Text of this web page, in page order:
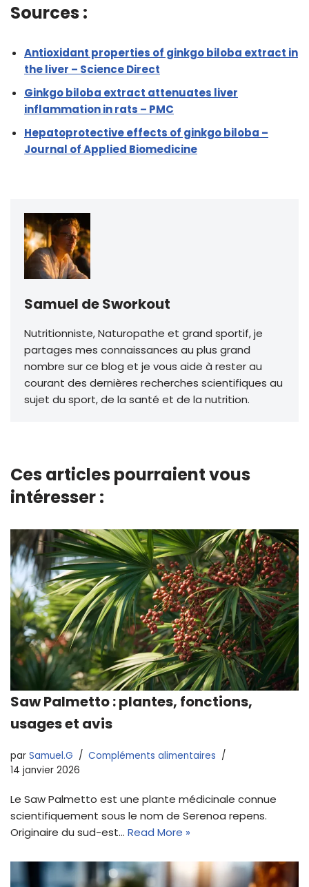
Sources :
Antioxidant properties of ginkgo biloba extract in
the liver – Science Direct
Ginkgo biloba extract attenuates liver
inflammation in rats – PMC
Hepatoprotective effects of ginkgo biloba –
Journal of Applied Biomedicine
Samuel de Sworkout
Nutritionniste, Naturopathe et grand sportif, je
partages mes connaissances au plus grand
nombre sur ce blog et je vous aide à rester au
courant des dernières recherches scientifiques au
sujet du sport, de la santé et de la nutrition.
Ces articles pourraient vous
intéresser :
Saw Palmetto : plantes, fonctions,
usages et avis
par Samuel.G
Compléments alimentaires
14 janvier 2026
Le Saw Palmetto est une plante médicinale connue
scientifiquement sous le nom de Serenoa repens.
Originaire du sud-est… Read More »